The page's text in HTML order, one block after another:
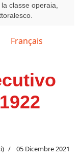
classe operaia,
Français
05 Dicembre 2021